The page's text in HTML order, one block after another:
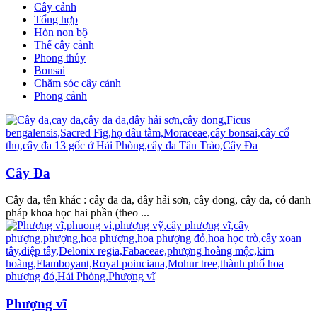
Cây cảnh
Tổng hợp
Hòn non bộ
Thế cây cảnh
Phong thủy
Bonsai
Chăm sóc cây cảnh
Phong cảnh
Cây Đa
Cây đa, tên khác : cây đa đa, dây hải sơn, cây dong, cây da, có danh
pháp khoa học hai phần (theo ...
Phượng vĩ